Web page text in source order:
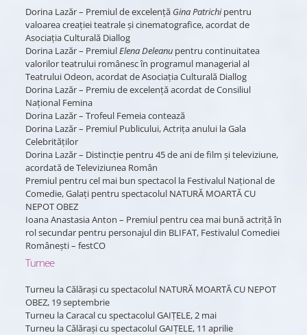
Dorina Lazăr – Premiul de excelenţă Gina Patrichipentru
valoarea creaţiei teatrale şi cinematografice, acordat de
Asociaţia Culturală Diallog
Dorina Lazăr – PremiulElena Deleanupentru continuitatea
valorilor teatrului românesc în programul managerial al
Teatrului Odeon, acordat de Asociaţia Culturală Diallog
Dorina Lazăr – Premiu de excelenţă acordat de Consiliul
Naţional Femina
Dorina Lazăr – Trofeul Femeia contează
Dorina Lazăr – Premiul Publicului, Actriţa anului la Gala
Celebrităţilor
Dorina Lazăr – Distincţie pentru 45 de ani de film şi televiziune,
acordată de Televiziunea Român
Premiul pentru cel mai bun spectacol la Festivalul Naţional de
Comedie, Galați pentru spectacolul NATURĂ MOARTĂ CU
NEPOT OBEZ
Ioana Anastasia Anton – Premiul pentru cea mai bună actriţă în
rol secundar pentru personajul din BLIFAT, Festivalul Comediei
Româneşti – festCO
Turnee
Turneu la Călăraşi cu spectacolul NATURĂ MOARTĂ CU NEPOT
OBEZ, 19 septembrie
Turneu la Caracal cu spectacolul GAIŢELE, 2 mai
Turneu la Călărași cu spectacolul GAIŢELE, 11 aprilie